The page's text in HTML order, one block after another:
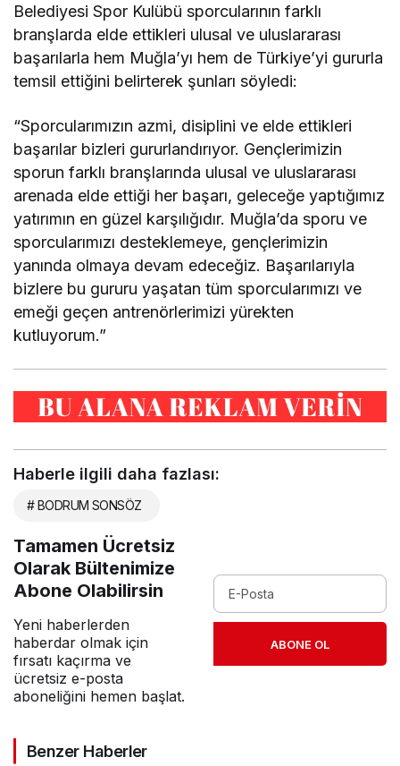
Belediyesi Spor Kulübü sporcularının farklı
branşlarda elde ettikleri ulusal ve uluslararası
başarılarla hem Muğla’yı hem de Türkiye’yi gururla
temsil ettiğini belirterek şunları söyledi:
“Sporcularımızın azmi, disiplini ve elde ettikleri
başarılar bizleri gururlandırıyor. Gençlerimizin
sporun farklı branşlarında ulusal ve uluslararası
arenada elde ettiği her başarı, geleceğe yaptığımız
yatırımın en güzel karşılığıdır. Muğla’da sporu ve
sporcularımızı desteklemeye, gençlerimizin
yanında olmaya devam edeceğiz. Başarılarıyla
bizlere bu gururu yaşatan tüm sporcularımızı ve
emeği geçen antrenörlerimizi yürekten
kutluyorum.”
Haberle ilgili daha fazlası:
# BODRUM SONSÖZ
Tamamen Ücretsiz
Olarak Bültenimize
Abone Olabilirsin
Yeni haberlerden
haberdar olmak için
fırsatı kaçırma ve
ücretsiz e-posta
aboneliğini hemen başlat.
ABONE OL
Benzer Haberler